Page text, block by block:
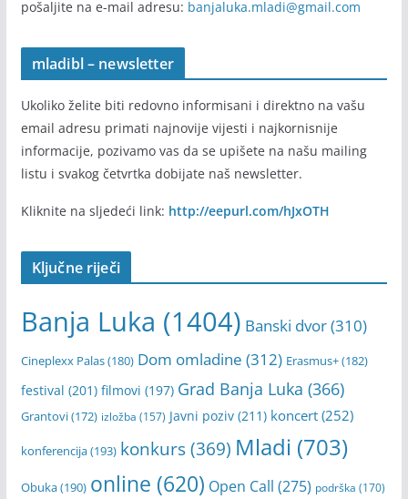
pošaljite na e-mail adresu: banjaluka.mladi@gmail.com
mladibl – newsletter
Ukoliko želite biti redovno informisani i direktno na vašu
email adresu primati najnovije vijesti i najkornisnije
informacije, pozivamo vas da se upišete na našu mailing
listu i svakog četvrtka dobijate naš newsletter.
Kliknite na sljedeći link: http://eepurl.com/hJxOTH
Ključne riječi
Banja Luka (1404) Banski dvor(310)
Cineplexx Palas(180) Dom omladine (312) Erasmus+(182)
festival (201) filmovi (197) Grad Banja Luka (366)
Grantovi(172) izložba (157) Javni poziv(211) koncert(252)
konferencija(193) konkurs(369) Mladi (703)
Obuka(190) online (620) Open Call (275) podrška (170)